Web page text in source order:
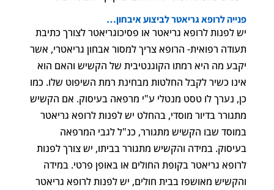
פנייה לרופא גריאטר לביצוע איבחון…
יש לפנות לרופא גריאטר או פסיכוגריאטר לצורך כתיבת
תעודה רפואית- הרופא צריך למסור אבחון גריאטרי, אשר
יקבע מה היא רמתו הקוגנטיבית של הקשיש והאם הוא
אינו כשיר לקבל החלטות מבחינת רמת השיפוט שלו. כמו
כן, נערך לו טסט מנטלי ע"י מרפאה בעיסוק. אם הקשיש
מתגורר בדיור מוסדי, בהחלט יש לפנות לרופא גריאטר
במוסד שבו הקשיש מתגורר, כנ"ל לגבי המרפאה
בעיסוק. במידה והקשיש מתגורר בביתו, יש צורך לפנות
לרופא גריאטר בקופת החולים או באופן פרטי. במידה
והקשיש מאושפז בבית חולים, יש לפנות לרופא גריאטר